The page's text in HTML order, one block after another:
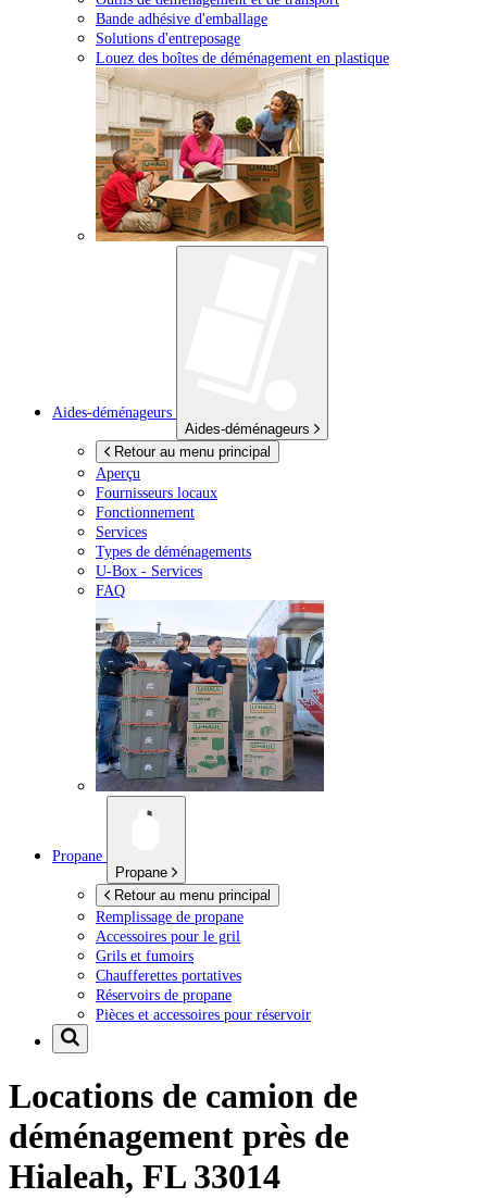
Bande adhésive d'emballage
Solutions d'entreposage
Louez des boîtes de déménagement en plastique
Aides-déménageurs
Aides-déménageurs
Retour au menu principal
Aperçu
Fournisseurs locaux
Fonctionnement
Services
Types de déménagements
U-Box - Services
FAQ
Propane
Propane
Retour au menu principal
Remplissage de propane
Accessoires pour le gril
Grils et fumoirs
Chaufferettes portatives
Réservoirs de propane
Pièces et accessoires pour réservoir
Locations de camion de
déménagement près de
Hialeah, FL 33014